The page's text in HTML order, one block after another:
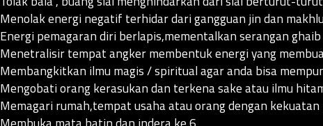
Menolak energi negatif terhidar dari gangguan jin dan
Energi pemagaran diri berlapis,mementalkan serangan
Menetralisir tempat angker membentuk energi yang
Membangkitkan ilmu magis / spiritual agar anda bisa
Mengobati orang kerasukan dan terkena sake atau ilmu
Memagari rumah,tempat usaha atau orang dengan kekuatan